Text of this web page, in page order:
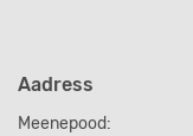
Aadress
Meenepood: